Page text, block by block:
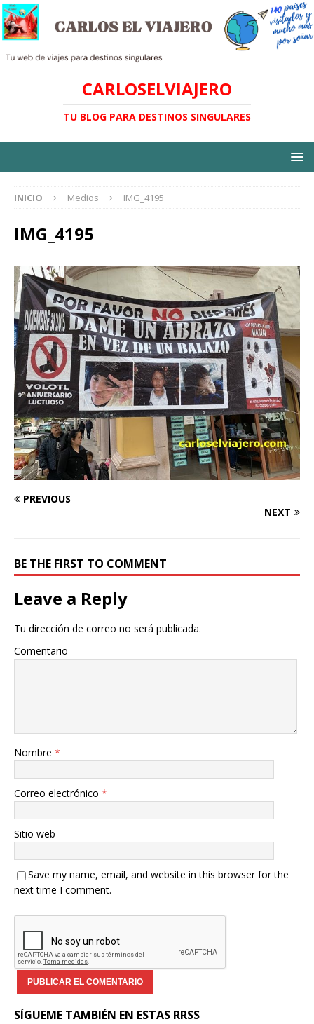
CARLOSELVIAJERO
TU BLOG PARA DESTINOS SINGULARES
INICIO Medios IMG_4195
IMG_4195
PREVIOUS
NEXT
BE THE FIRST TO COMMENT
Leave a Reply
Tu dirección de correo no será publicada.
Comentario
Nombre *
Correo electrónico *
Sitio web
Save my name, email, and website in this browser for the
next time I comment.
SÍGUEME TAMBIÉN EN ESTAS RRSS